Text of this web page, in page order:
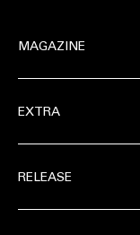
MAGAZINE
EXTRA
RELEASE